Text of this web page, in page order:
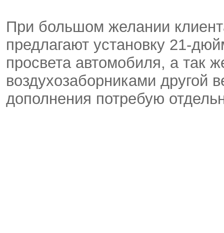
При большом желании
предлагают установку 21-
просвета автомобиля, а так
воздухозаборниками другой
дополнения потребую